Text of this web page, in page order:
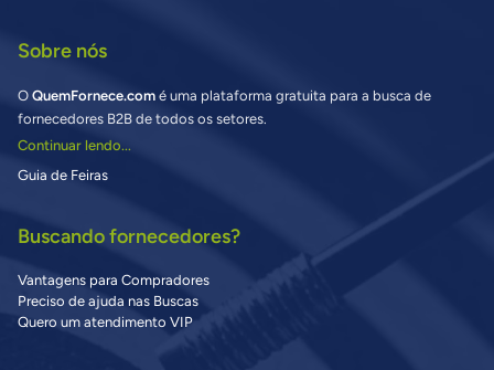
Sobre nós
O QuemFornece.com é uma plataforma gratuita para a busca de
fornecedores B2B de todos os setores.
Continuar lendo...
Guia de Feiras
Buscando fornecedores?
Vantagens para Compradores
Preciso de ajuda nas Buscas
Quero um atendimento VIP